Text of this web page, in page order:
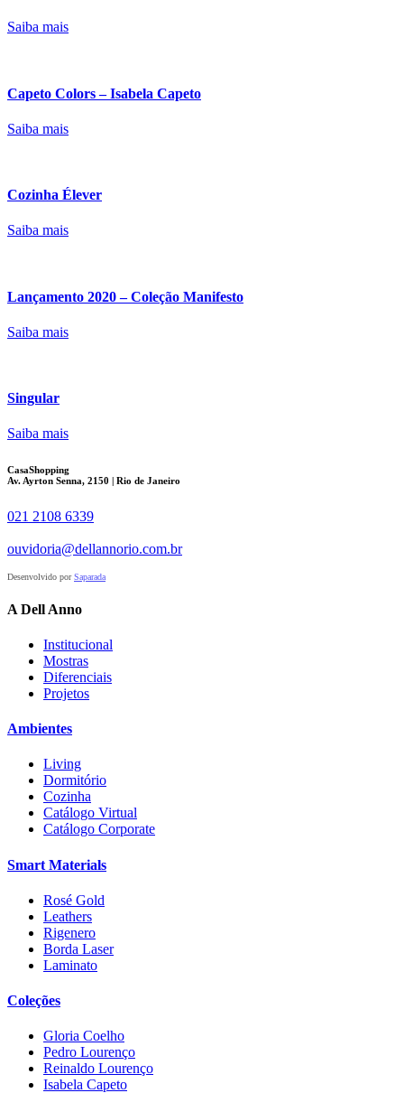
Saiba mais
Capeto Colors – Isabela Capeto
Saiba mais
Cozinha Élever
Saiba mais
Lançamento 2020 – Coleção Manifesto
Saiba mais
Singular
Saiba mais
CasaShopping
Av. Ayrton Senna, 2150 | Rio de Janeiro
021 2108 6339
ouvidoria@dellannorio.com.br
Desenvolvido porSaparada
A Dell Anno
Institucional
Mostras
Diferenciais
Projetos
Ambientes
Living
Dormitório
Cozinha
Catálogo Virtual
Catálogo Corporate
Smart Materials
Rosé Gold
Leathers
Rigenero
Borda Laser
Laminato
Coleções
Gloria Coelho
Pedro Lourenço
Reinaldo Lourenço
Isabela Capeto